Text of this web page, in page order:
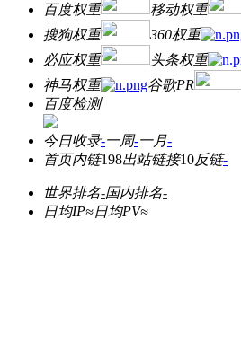
百度权重
移动权重
搜狗权重
360权重
必应权重
头条权重
神马权重
谷歌PR
百度检测
今日收录-一周-一月-
首页内链198出站链接10反链-
世界排名-国内排名-
日均IP≈日均PV≈